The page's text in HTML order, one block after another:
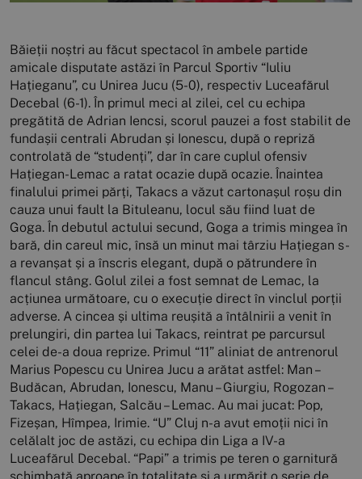
Băieții noștri au făcut spectacol în ambele partide
amicale disputate astăzi în Parcul Sportiv “Iuliu
Hațieganu”, cu Unirea Jucu (5-0), respectiv Luceafărul
Decebal (6-1). În primul meci al zilei, cel cu echipa
pregătită de Adrian Iencsi, scorul pauzei a fost stabilit de
fundașii centrali Abrudan și Ionescu, după o repriză
controlată de “studenți”, dar în care cuplul ofensiv
Hațiegan-Lemac a ratat ocazie după ocazie. Înaintea
finalului primei părți, Takacs a văzut cartonașul roșu din
cauza unui fault la Bituleanu, locul său fiind luat de
Goga. În debutul actului secund, Goga a trimis mingea în
bară, din careul mic, însă un minut mai târziu Hațiegan s-
a revanșat și a înscris elegant, după o pătrundere în
flancul stâng. Golul zilei a fost semnat de Lemac, la
acțiunea următoare, cu o execuție direct în vinclul porții
adverse. A cincea și ultima reușită a întâlnirii a venit în
prelungiri, din partea lui Takacs, reintrat pe parcursul
celei de-a doua reprize. Primul “11” aliniat de antrenorul
Marius Popescu cu Unirea Jucu a arătat astfel: Man –
Budăcan, Abrudan, Ionescu, Manu – Giurgiu, Rogozan –
Takacs, Hațiegan, Salcău – Lemac. Au mai jucat: Pop,
Fizeșan, Hîmpea, Irimie. “U” Cluj n-a avut emoții nici în
celălalt joc de astăzi, cu echipa din Liga a IV-a
Luceafărul Decebal. “Papi” a trimis pe teren o garnitură